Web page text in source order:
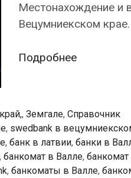
Местонахождение и
Вецумниекском крае.
ПодробнееSwedbank
Валле
, Земгале, Справочник
, swedbank в
, банк в латвии, банки в
, банкомат в Валле,
, банкоматы в Валле,